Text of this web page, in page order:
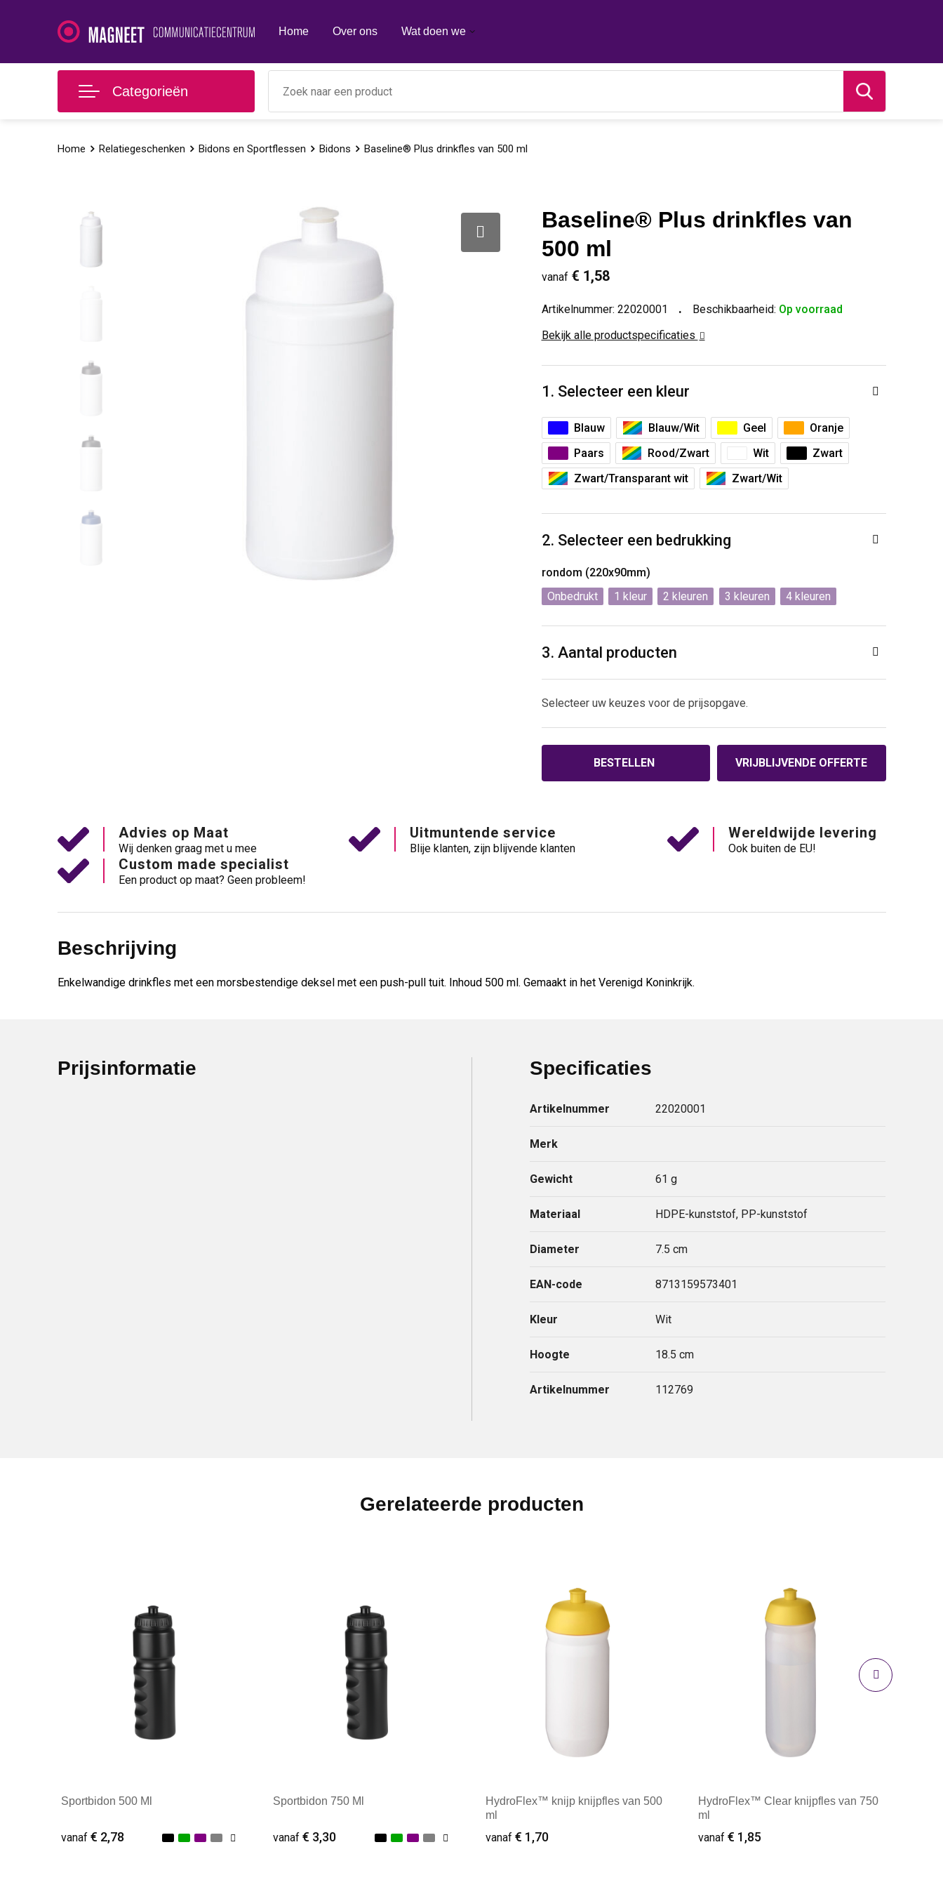
Home Over ons Wat doen we
Categorieën
Home Relatiegeschenken Bidons en Sportflessen Bidons Baseline® Plus drinkfles van 500 ml
Baseline® Plus drinkfles van
500 ml
vanaf € 1,58
Artikelnummer: 22020001 Beschikbaarheid: Op voorraad
Bekijk alle productspecificaties
1. Selecteer een kleur
Blauw Blauw/Wit Geel
Oranje
Paars
Rood/Zwart Wit
Zwart
Zwart/Transparant wit
Zwart/Wit
2. Selecteer een bedrukking
rondom (220x90mm)
Onbedrukt
1 2 3 4
3. Aantal producten
Selecteer uw keuzes voor de prijsopgave.
BESTELLEN VRIJBLIJVENDE OFFERTE
Advies op Maat
Wij denken graag met u mee
Uitmuntende service
Blije klanten, zijn blijvende klanten
Wereldwijde levering
Ook buiten de EU!
Custom made specialist
Een product op maat? Geen probleem!
Beschrijving
Enkelwandige drinkfles met een morsbestendige deksel met een push-pull tuit. Inhoud 500 ml. Gemaakt in het Verenigd Koninkrijk.
Prijsinformatie Specificaties
Artikelnummer 22020001
Merk
Gewicht 61 g
Materiaal HDPE-kunststof, PP-kunststof
Diameter 7.5 cm
EAN-code 8713159573401
Kleur Wit
Hoogte 18.5 cm
Artikelnummer 112769
Gerelateerde producten
Sportbidon 500 Ml
vanaf € 2,78
Sportbidon 750 Ml
vanaf€ 3,30
HydroFlex™ knijp knijpfles van 500
ml
vanaf € 1,70
HydroFlex™ Clear knijpfles van 750
ml
vanaf € 1,85